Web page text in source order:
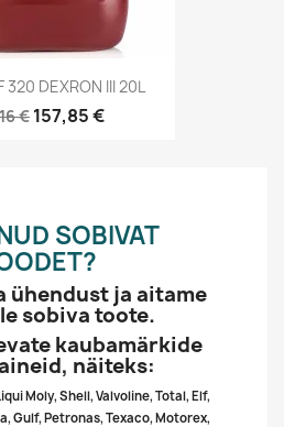
320 DEXRON III 20L
€ 157,85 €
SOBIVAT
ühendust ja aitame
sobiva toote.
kaubamärkide
näiteks:
Moly, Shell, Valvoline, Total, Elf,
Gulf, Petronas, Texaco, Motorex,